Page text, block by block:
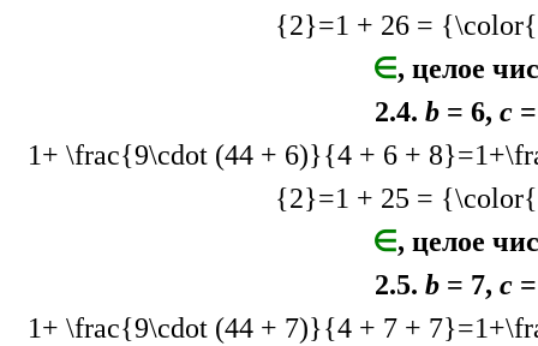
{2}=1 + 26 =
∈, целое
2.4. b= 6, c=
1+ \frac{9\cdot (44 + 6)}{4 + 6 +
{2}=1 + 25 =
∈, целое
2.5. b= 7, c=
1+ \frac{9\cdot (44 + 7)}{4 + 7 +